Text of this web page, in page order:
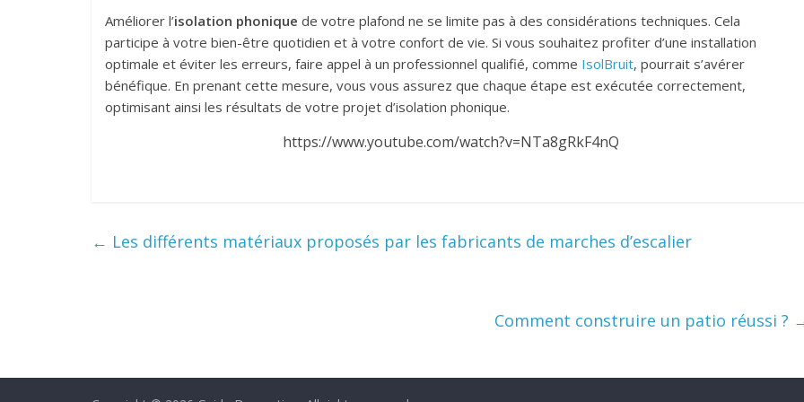
Améliorer l’isolation phonique de votre plafond ne se limite pas à des considérations techniques. Cela
participe à votre bien-être quotidien et à votre confort de vie. Si vous souhaitez profiter d’une installation
optimale et éviter les erreurs, faire appel à un professionnel qualifié, comme IsolBruit, pourrait s’avérer
bénéfique. En prenant cette mesure, vous vous assurez que chaque étape est exécutée correctement,
optimisant ainsi les résultats de votre projet d’isolation phonique.
https://www.youtube.com/watch?v=NTa8gRkF4nQ
← Les différents matériaux proposés par les fabricants de marches d’escalier
Comment construire un patio réussi ?